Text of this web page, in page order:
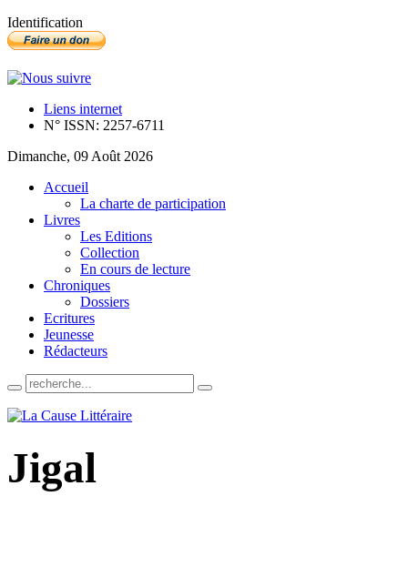
Identification
Liens internet
N° ISSN: 2257-6711
Dimanche, 09 Août 2026
Accueil
La charte de participation
Livres
Les Editions
Collection
En cours de lecture
Chroniques
Dossiers
Ecritures
Jeunesse
Rédacteurs
Jigal